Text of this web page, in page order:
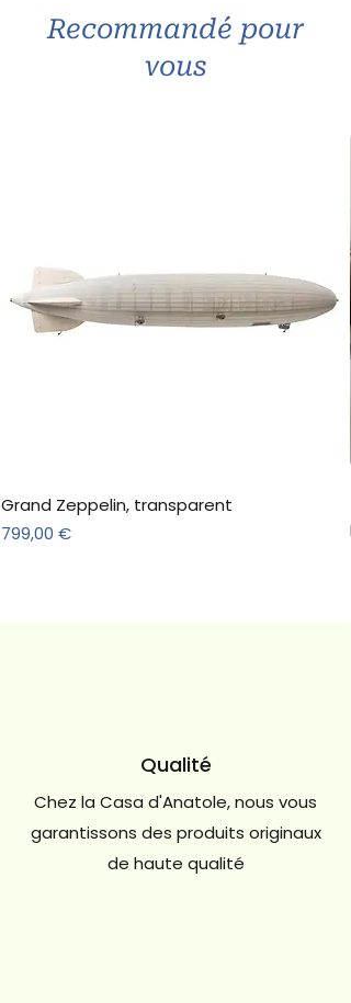
Recommandé pour
vous
Grand Zeppelin, transparent
Prix
799,00 €
Qualité
Chez la Casa d'Anatole, nous vous
garantissons des produits originaux
de haute qualité